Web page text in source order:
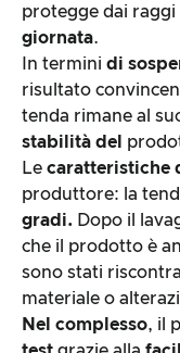
protegge dai raggi
giornata.
In termini di
risultato
tenda rimane al
stabilità del
Le caratteristiche
produttore: la
gradi. Dopo il
che il prodotto è
sono stati
materiale o
Nel complesso, il